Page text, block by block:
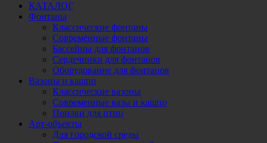
КАТАЛОГ
Фонтаны
Классические фонтаны
Современные фонтаны
Бассейны для фонтанов
Сердечники для фонтанов
Оборудование для фонтанов
Вазоны и кашпо
Классические вазоны
Современные вазы и кашпо
Поилки для птиц
Арт-объекты
Для городской среды